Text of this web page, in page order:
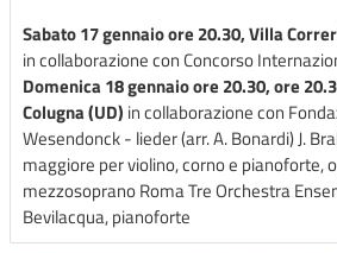
Sabato 17 gennaio ore 20.30, Villa
in collaborazione con Concorso
Domenica 18 gennaio ore 20.30, ore
Colugna (UD) in collaborazione con
Wesendonck - lieder (arr. A. Bonardi) J.
maggiore per violino, corno e pianoforte,
mezzosoprano Roma Tre Orchestra
Bevilacqua, pianoforte